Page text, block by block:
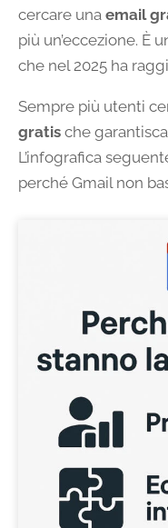
cercare una email
più un’eccezione. È
che nel 2025 ha
Sempre più utenti
gratis che
L’infografica
perché Gmail non